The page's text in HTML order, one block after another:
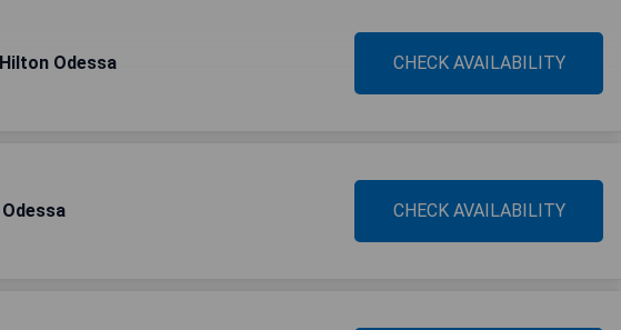
Odessa CHECK AVAILABILITY
CHECK AVAILABILITY